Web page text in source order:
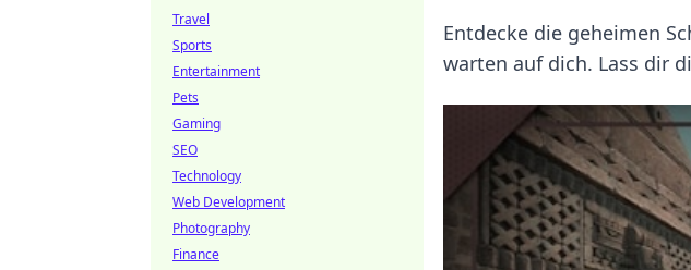
Entdecke die geheimen
warten auf dich. Lass dir
Travel
Sports
Entertainment
Pets
Gaming
SEO
Technology
Web Development
Photography
Finance